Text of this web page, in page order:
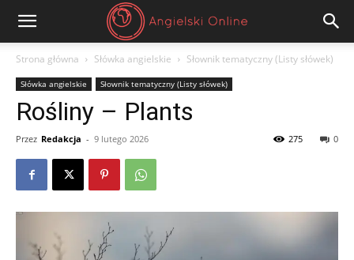
Angielski
Online
Strona główna Słówka angielskie Słownik tematyczny (Listy słówek)
Słówka angielskie Słownik tematyczny (Listy słówek)
Rośliny – Plants
Przez Redakcja - 9 lutego 2026 0
275